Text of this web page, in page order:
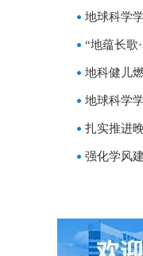
地科健儿